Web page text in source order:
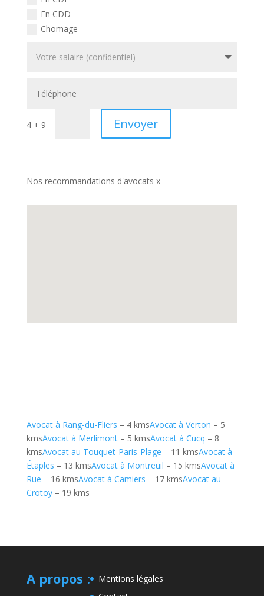
En CDD
Chomage
4 + 9 = Envoyer
Nos recommandations d'avocats x
Avocat à Rang-du-Fliers – 4 kmsAvocat à Verton – 5
kmsAvocat à Merlimont– 5 kmsAvocat à Cucq – 8
kmsAvocat au Touquet-Paris-Plage – 11 kmsAvocat à
Étaples – 13 kmsAvocat à Montreuil – 15 kmsAvocat à
Rue – 16 kmsAvocat à Camiers – 17 kmsAvocat au
Crotoy– 19 kms
A propos :
Mentions légales